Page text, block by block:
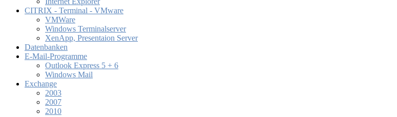
CITRIX - Terminal - VMware
VMWare
Windows Terminalserver
XenApp, Presentaion Server
Datenbanken
E-Mail-Programme
Outlook Express 5 + 6
Windows Mail
Exchange
2003
2007
2010